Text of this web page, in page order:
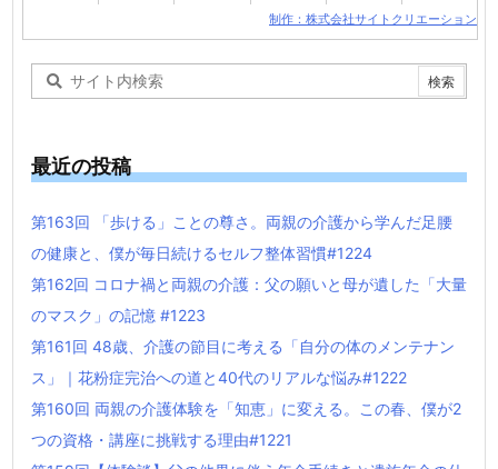
制作：株式会社サイトクリエーション
最近の投稿
第163回 「歩ける」ことの尊さ。両親の介護から学んだ足腰
の健康と、僕が毎日続けるセルフ整体習慣#1224
第162回 コロナ禍と両親の介護：父の願いと母が遺した「大量
のマスク」の記憶 #1223
第161回 48歳、介護の節目に考える「自分の体のメンテナン
ス」｜花粉症完治への道と40代のリアルな悩み#1222
第160回 両親の介護体験を「知恵」に変える。この春、僕が2
つの資格・講座に挑戦する理由#1221